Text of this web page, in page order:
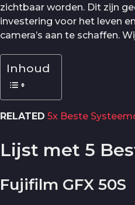
zichtbaar worden. Dit zijn
investering voor het leven
camera’s aan te schaffen.
Inhoud
RELATED 5x Beste
Lijst met 5
Fujifilm GFX 50S